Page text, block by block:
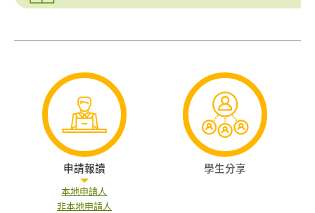
申請報讀
本地申請人
非本地申請人
學生分享